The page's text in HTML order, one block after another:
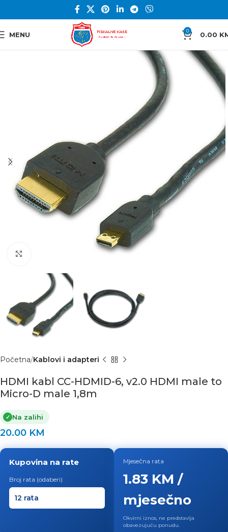
MENU 0 0.00
Početna Kablovi i adapteri
HDMI kabl CC-HDMID-6, v2.0 HDMI male to
Micro-D male 1,8m
✓ Na zalihi
20.00 KM
Kupovina na rate
Broj rata (odaberi)
Mjesečna rata
1.83 KM /
mjesečno
Okvirni iznos, ne predstavlja
obavezujuću ponudu.